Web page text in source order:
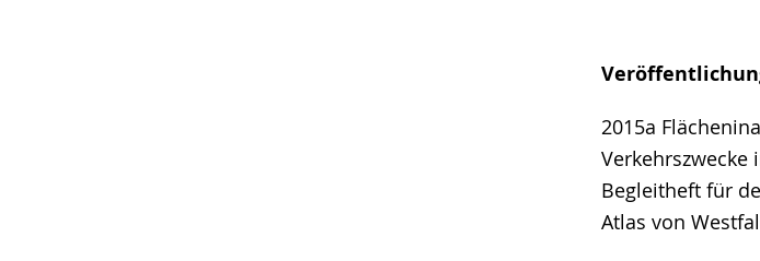
2015a
Begleitheft für
Atlas von